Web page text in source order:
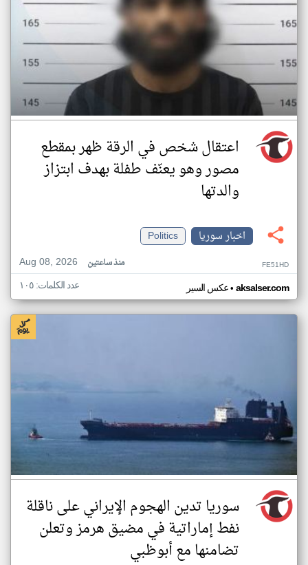
اعتقال شخص في الرقة ظهر بمقطع
مصور وهو يعنّف طفلة بهدف ابتزاز
والدتها
اخبار سوريا
Politics
Aug 08, 2026
منذ ساعتين FE51HD
عكس السير• aksalser.com عدد الكلمات: ١٠٥
سوريا تدين الهجوم الإيراني على ناقلة
نفط إماراتية في مضيق هرمز وتعلن
تضامنها مع أبوظبي